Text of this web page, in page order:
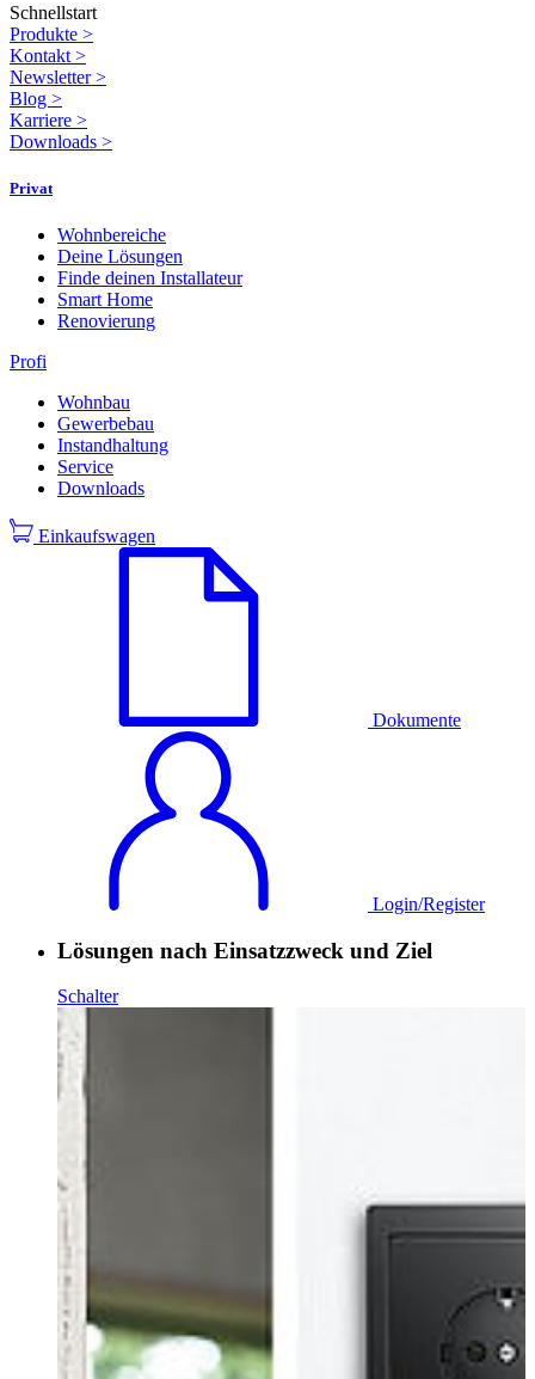
Schnellstart
Produkte >
Kontakt >
Newsletter>
Blog >
Karriere >
Downloads >
Privat
Wohnbereiche
Deine Lösungen
Finde deinen Installateur
Smart Home
Renovierung
Profi
Wohnbau
Gewerbebau
Instandhaltung
Service
Downloads
Einkaufswagen
Dokumente
Login/Register
Lösungen nach Einsatzzweck und Ziel
Schalter